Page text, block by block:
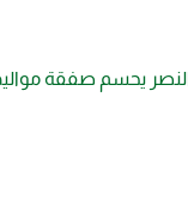
النصر يحسم صفقة